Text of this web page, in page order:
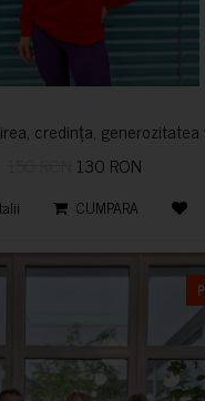
credința,
130 RON
CUMPARA